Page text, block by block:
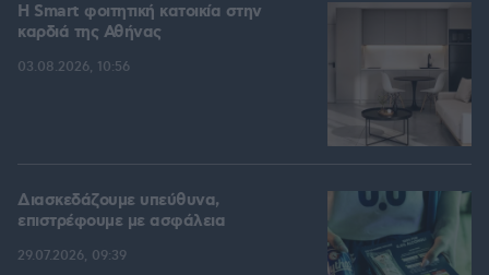
Η Smart φοιτητική κατοικία στην
καρδιά της Αθήνας
03.08.2026, 10:56
Διασκεδάζουμε υπεύθυνα,
επιστρέφουμε με ασφάλεια
29.07.2026, 09:39